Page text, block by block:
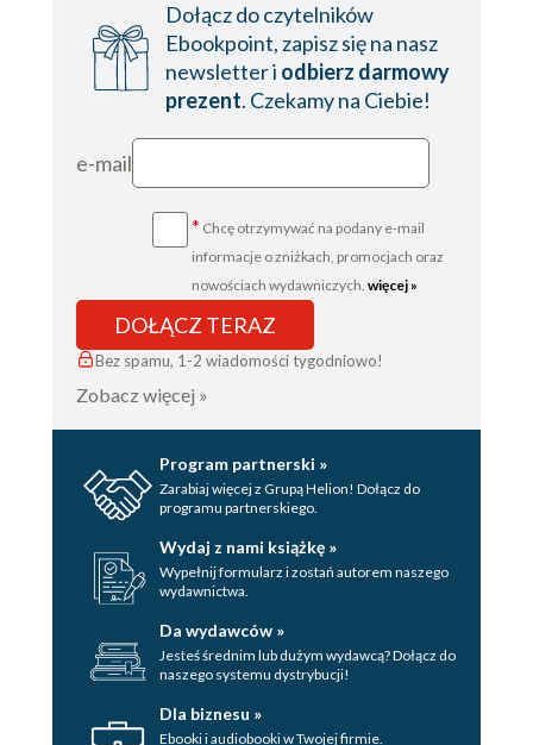
Dołącz do czytelników
Ebookpoint, zapisz się na nasz
newsletter i odbierz darmowy
prezent. Czekamy na Ciebie!
e-mail
* Chcę otrzymywać na podany e-mail
informacje o zniżkach, promocjach oraz
nowościach wydawniczych. więcej »
DOŁĄCZ TERAZ
Bez spamu, 1-2 wiadomości tygodniowo!
Zobacz więcej »
Program partnerski »
Zarabiaj więcej z Grupą Helion! Dołącz do
programu partnerskiego.
Wydaj z nami książkę »
Wypełnij formularz i zostań autorem naszego
wydawnictwa.
Da wydawców »
Jesteś średnim lub dużym wydawcą? Dołącz do
naszego systemu dystrybucji!
Dla biznesu »
Ebooki i audiobooki w Twojej firmie.